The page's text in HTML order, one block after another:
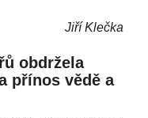
Jiří Klečka
obdržela
přínos vědě a